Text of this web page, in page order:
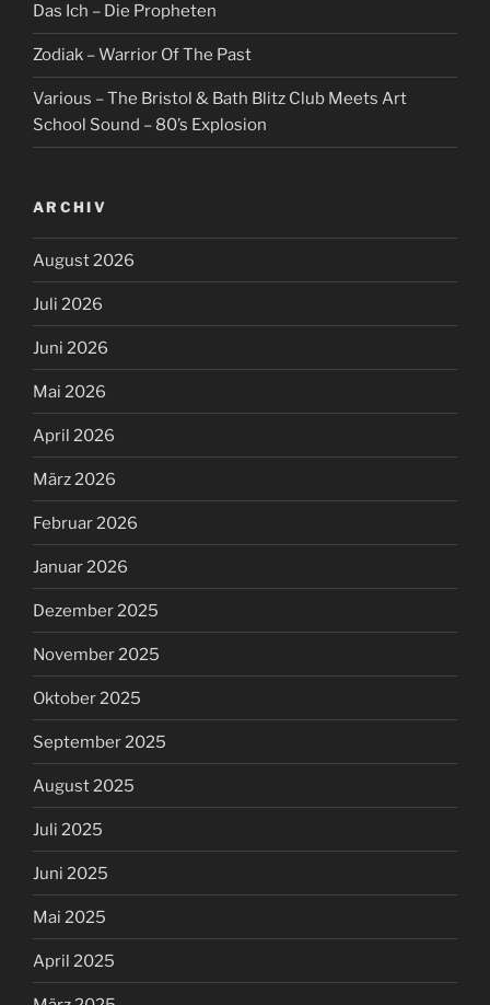
Das Ich – Die Propheten
Zodiak – Warrior Of The Past
Various – The Bristol & Bath Blitz Club Meets Art
School Sound – 80’s Explosion
ARCHIV
August 2026
Juli 2026
Juni 2026
Mai 2026
April 2026
März 2026
Februar 2026
Januar 2026
Dezember 2025
November 2025
Oktober 2025
September 2025
August 2025
Juli 2025
Juni 2025
Mai 2025
April 2025